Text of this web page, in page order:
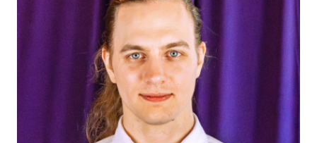
Transparenz